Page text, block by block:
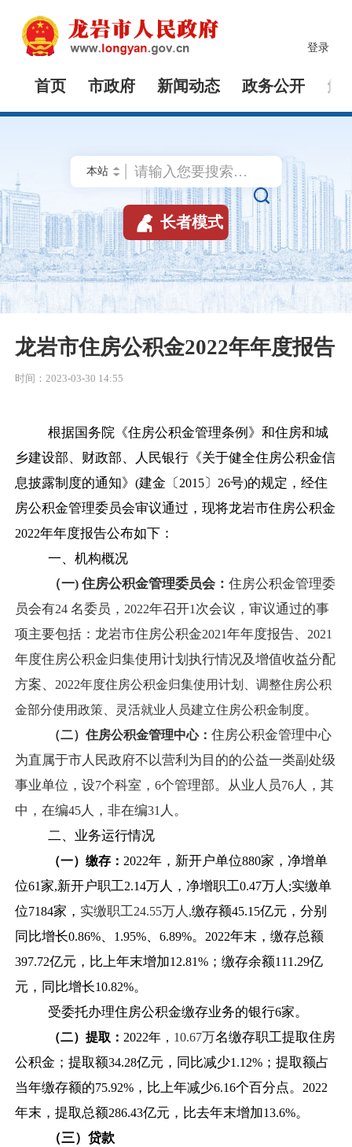
登录
首页 市政府 新闻动态 政务公开 解

 长者模式
龙岩市住房公积金2022年年度报告
时间：2023-03-30 14:55
根据国务院《住房公积金管理条例》和住房和城
乡建设部、财政部、人民银行《关于健全住房公积金信
息披露制度的通知》 (建金〔 2015 〕 26号)的规定，经住
房公积金管理委员会审议通过，现将龙岩市住房公积金
2022年年度报告公布如下：
一、机构概况
（一)住房公积金管理委员会：住房公积金管理委
员会有24 名委员， 2022年召开1 次会议，审议通过的事
项主要包括：龙岩市住房公积金2021年年度报告、 2021
年度住房公积金归集使用计划执行情况及增值收益分配
方案、
2022年度住房公积金归集使用计划、调整住房公积
金部分使用政策、灵活就业人员建立住房公积金制度。
（二）住房公积金管理中心： 住房公积金管理中心
为直属于市人民政府不以营利为目的的公益一类副处级
事业单位，设7个科室， 6个管理部。从业人员76人，其
中，在编45人，非在编31 人。
二、业务运行情况
（一）缴存： 2022年，新开户单位880家，净增单
位61 家,新开户职工2.14万人，净增职工0.47万人 ;实缴单
位7184家， 实缴职工24.55万人 ,缴存额45.15亿元，分别
同比增长0.86%、 1.95%、 6.89%。 2022年末，缴存总额
397.72亿元，比上年末增加12.81% ；缴存余额111.29亿
元，同比增长10.82%。
受委托办理住房公积金缴存业务的银行6家。
（二）提取： 2022年， 10.67万名缴存职工提取住房
公积金；提取额34.28亿元，同比减少1.12% ；提取额占
当年缴存额的75.92% ，比上年减少6.16个百分点。 2022
年末，提取总额286.43亿元，比去年末增加13.6%。
（三）贷款